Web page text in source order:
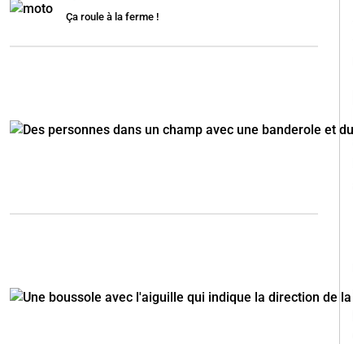
Ça roule à la ferme !